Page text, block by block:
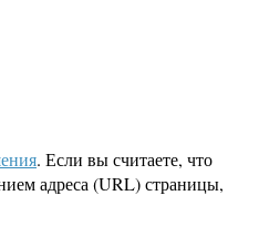
. Если вы считаете, что
адреса (URL) страницы,